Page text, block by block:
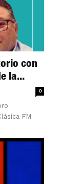
con
la...
0
FM